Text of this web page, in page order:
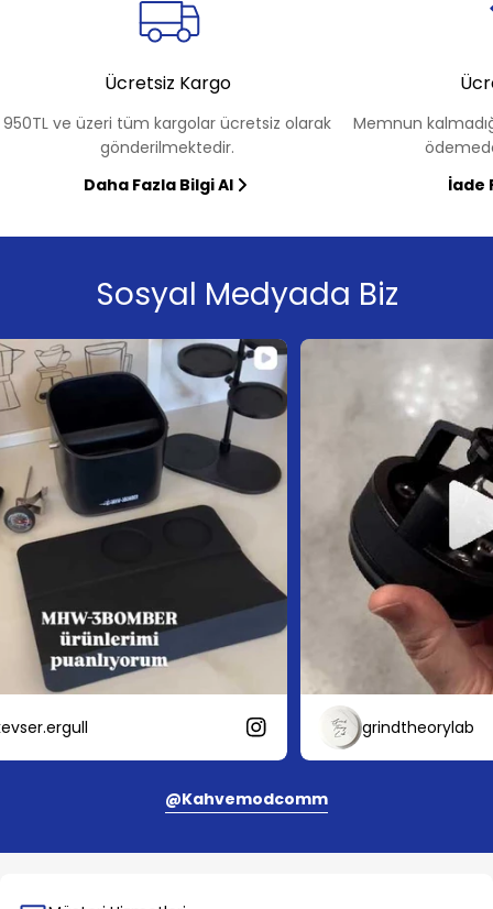
Ücretsiz Kargo
950TL ve üzeri tüm kargolar ücretsiz olarak
gönderilmektedir.
Daha Fazla Bilgi Al
Memnun
İade
Sosyal Medyada Biz
grindtheorylab
@kahvemodcomm